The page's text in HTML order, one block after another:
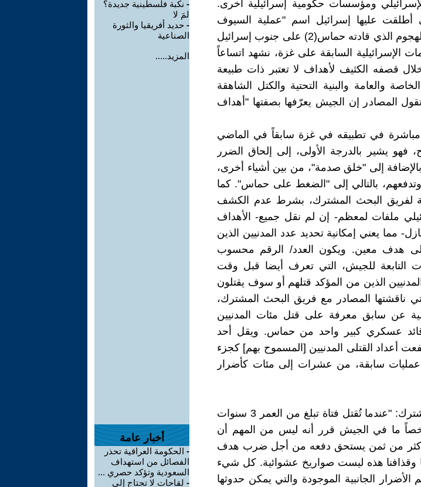
ومؤسسات حكومية إسرائيلية أخرى.
الحالية(1) - التي أطلقت عليها إسرائيل اسم "عملية السيوف
الحديدية"، والتي بدأت في أعقاب الهجوم الذي قادته حماس(2) على جنوب إسرائيل
الإسرائيلية السابقة على غزة، نشهد اتساعاً
قصفه الكثيف لأهداف لا تعتبر ذات طبيعة
والعامة والبنية التحتية والكتل الشاهقة
تقول المصادر إن الجيش يعرّفها بصفتها "أهداف
في تطبيقه في غزة سابقاً في الماضي
فهو يشير بالدرجة الأولى، إلى إلحاق الضرر
بالإضافة إلى "خلق صدمة"، من بين أشياء أخرى،
وتدفعهم، بالتالي إلى "الضغط على حماس". كما
لفريق البحث المشترك، بشرط عدم الكشف
ملفات لمعظم- إن لم نقل جميع- الأهداف
مما يعني إمكانية تحديد عدد المدنيين الذين
هدف معين. ويكون العدد/ الرقم محسوب
التابعة للجيش، التي تعرف أيضا قبل وقت
الذين من المؤكد قتلهم أو سوف يقتلون
ناقشتها المصادر مع فريق البحث المشترك،
عن سابق معرفة على قتل مئات المدنيين
قائد عسكري كبير واحد من حماس. ويقل أحد
أعداد القتلى المدنيين [المسموح بهم] كجزء
سابقة، من عشرات إلى مئات كأضرار
يقول مصدر آخر لفريق البحث المشترك: "عندما تُقتل فتاة تبلغ من العمر 3 سنوات
ما في الجيش قرر أنه ليس من المهم أن
أكثر من ثمن يستحق دفعه من أجل ضرب هدف
وقذافنا هذه ليست صواريخ عشوائية. كل شيء
الجانبية الموجودة والتي يمكن حدوثها
- نكبة فلسطينية جديدة؟
لمَ لا
- حديد أفريقيا والثورة
الصناعية
المزيد.....
أخبار عامة
- الحكومة العراقية تحذر
الفصائل من استهداف
السعودية وتؤكد حصري ...
- لقاحات لا تحتاج إلى